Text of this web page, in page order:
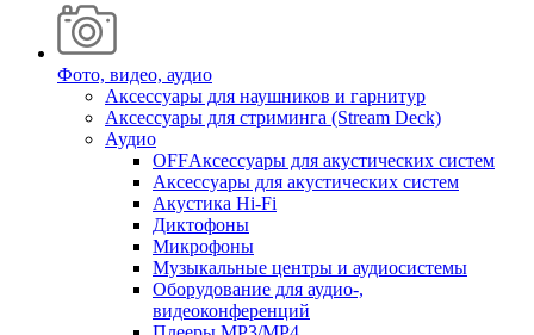
Фото, видео, аудио
Аксессуары для наушников и гарнитур
Аксессуары для стриминга (Stream Deck)
Аудио
OFFАксессуары для акустических систем
Аксессуары для акустических систем
Акустика Hi-Fi
Диктофоны
Микрофоны
Музыкальные центры и аудиосистемы
Оборудование для аудио-,
видеоконференций